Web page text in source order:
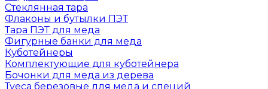
Стеклянная тара
Флаконы и бутылки ПЭТ
Тара ПЭТ для меда
Фигурные банки для меда
Куботейнеры
Комплектующие для куботейнера
Бочонки для меда из дерева
Туеса березовые для меда и специй